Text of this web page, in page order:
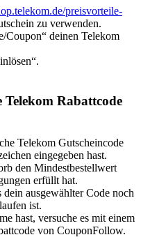
preisvorteile-
zu verwenden.
Coupon“ deinen Telekom
Telekom Rabattcode
Telekom Gutscheincode
eingegeben hast.
den Mindestbestellwert
erfüllt hat.
dein ausgewählter Code noch
ist.
hast, versuche es mit einem
von CouponFollow.